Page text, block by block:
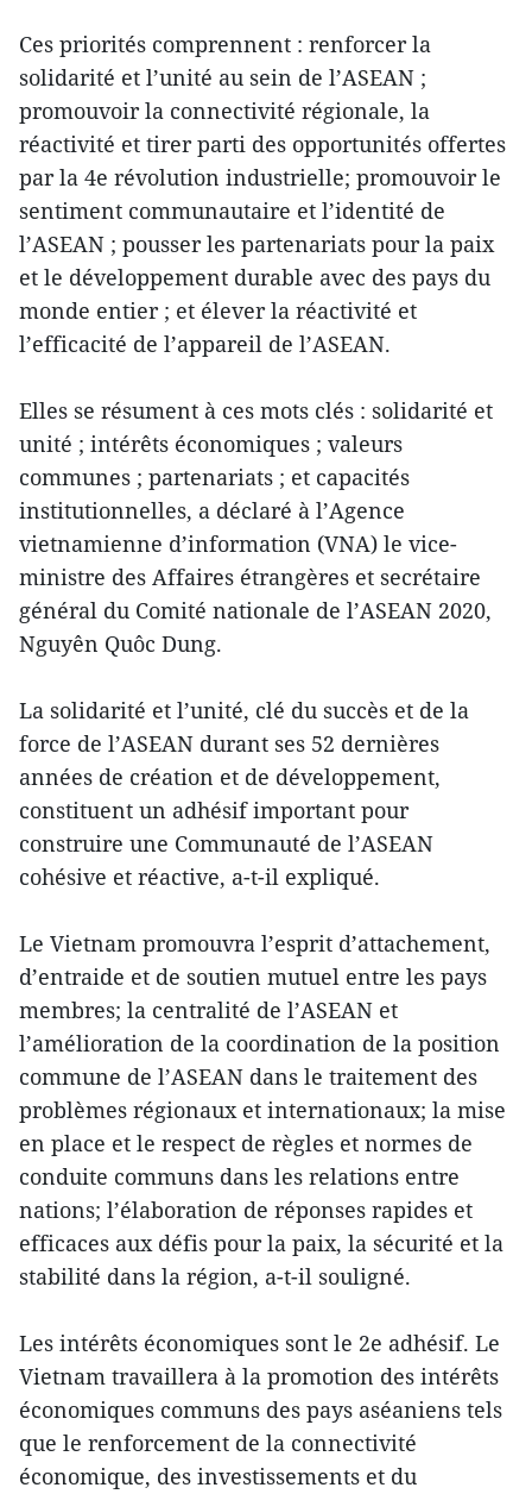
Ces priorités comprennent : renforcer la
solidarité et l’unité au sein de l’ASEAN ;
promouvoir la connectivité régionale, la
réactivité et tirer parti des opportunités offertes
par la 4e révolution industrielle; promouvoir le
sentiment communautaire et l’identité de
l’ASEAN ; pousser les partenariats pour la paix
et le développement durable avec des pays du
monde entier ; et élever la réactivité et
l’efficacité de l’appareil de l’ASEAN.
Elles se résument à ces mots clés : solidarité et
unité ; intérêts économiques ; valeurs
communes ; partenariats ; et capacités
institutionnelles, a déclaré à l’Agence
vietnamienne d’information (VNA) le vice-
ministre des Affaires étrangères et secrétaire
général du Comité nationale de l’ASEAN 2020,
Nguyên Quôc Dung.
La solidarité et l’unité, clé du succès et de la
force de l’ASEAN durant ses 52 dernières
années de création et de développement,
constituent un adhésif important pour
construire une Communauté de l’ASEAN
cohésive et réactive, a-t-il expliqué.
Le Vietnam promouvra l’esprit d’attachement,
d’entraide et de soutien mutuel entre les pays
membres; la centralité de l’ASEAN et
l’amélioration de la coordination de la position
commune de l’ASEAN dans le traitement des
problèmes régionaux et internationaux; la mise
en place et le respect de règles et normes de
conduite communs dans les relations entre
nations; l’élaboration de réponses rapides et
efficaces aux défis pour la paix, la sécurité et la
stabilité dans la région, a-t-il souligné.
Les intérêts économiques sont le 2e adhésif. Le
Vietnam travaillera à la promotion des intérêts
économiques communs des pays aséaniens tels
que le renforcement de la connectivité
économique, des investissements et du